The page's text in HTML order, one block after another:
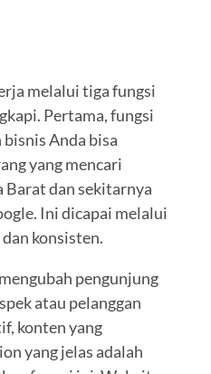
melalui tiga fungsi
Pertama, fungsi
Anda bisa
yang mencari
Barat dan sekitarnya
Ini dicapai melalui
konsisten.
pengunjung
atau pelanggan
konten yang
yang jelas adalah